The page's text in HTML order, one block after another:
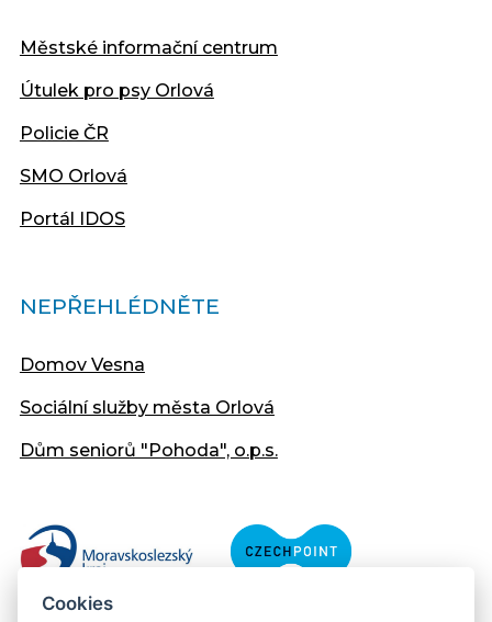
Městské informační centrum
Útulek pro psy Orlová
Policie ČR
SMO Orlová
Portál IDOS
NEPŘEHLÉDNĚTE
Domov Vesna
Sociální služby města Orlová
Dům seniorů "Pohoda", o.p.s.
Cookies